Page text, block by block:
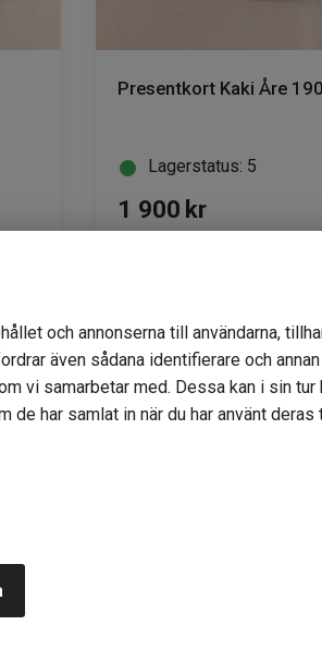
och annonserna till användarna,
även sådana identifierare och
vi samarbetar med. Dessa kan i sin
har samlat in när du har använt deras
Presentkort Kaki Åre
Lagerstatus: 5
1 900 kr